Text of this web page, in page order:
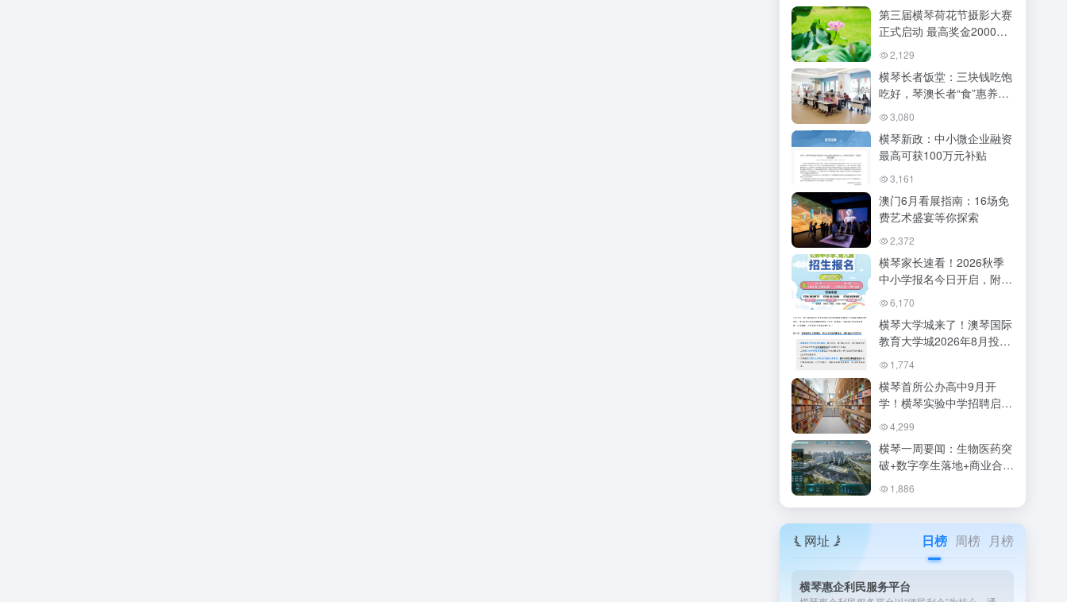
第三届横琴荷花节摄影大赛
正式启动 最高奖金2000元
等你来拿
2,129
横琴长者饭堂：三块钱吃饱
吃好，琴澳长者“食”惠养老
新选择
3,080
横琴新政：中小微企业融资
最高可获100万元补贴
3,161
澳门6月看展指南：16场免
费艺术盛宴等你探索
2,372
横琴家长速看！2026秋季
中小学报名今日开启，附最
全操作指南与政策盘点
6,170
横琴大学城来了！澳琴国际
教育大学城2026年8月投
用，2030年迎2万学子，附
招生与建设全攻略
1,774
横琴首所公办高中9月开
学！横琴实验中学招聘启
动，最高年薪60万附人才补
贴政策
4,299
横琴一周要闻：生物医药突
破+数字孪生落地+商业合作
升级（2025年6月第3周）
1,886
网址 日榜 周榜 月榜
横琴惠企利民服务平台